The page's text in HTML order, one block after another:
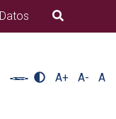
Datos B�squeda
A+ A- A